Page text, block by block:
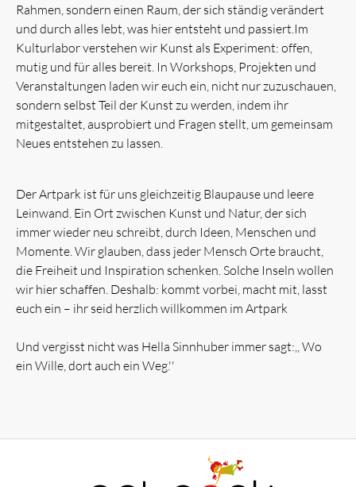
Rahmen, sondern einen Raum, der sich ständig verändert
und durch alles lebt, was hier entsteht und passiert.Im
Kulturlabor verstehen wir Kunst als Experiment: offen,
mutig und für alles bereit. In Workshops, Projekten und
Veranstaltungen laden wir euch ein, nicht nur zuzuschauen,
sondern selbst Teil der Kunst zu werden, indem ihr
mitgestaltet, ausprobiert und Fragen stellt, um gemeinsam
Neues entstehen zu lassen.
Der Artpark ist für uns gleichzeitig Blaupause und leere
Leinwand. Ein Ort zwischen Kunst und Natur, der sich
immer wieder neu schreibt, durch Ideen, Menschen und
Momente. Wir glauben, dass jeder Mensch Orte braucht,
die Freiheit und Inspiration schenken. Solche Inseln wollen
wir hier schaffen. Deshalb: kommt vorbei, macht mit, lasst
euch ein – ihr seid herzlich willkommen im Artpark
Und vergisst nicht was Hella Sinnhuber immer sagt:,, Wo
ein Wille, dort auch ein Weg.''